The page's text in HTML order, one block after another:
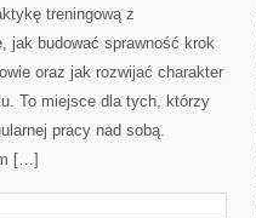
treningową z
jak budować sprawność krok
oraz jak rozwijać charakter
To miejsce dla tych, którzy
pracy nad sobą.
[…]